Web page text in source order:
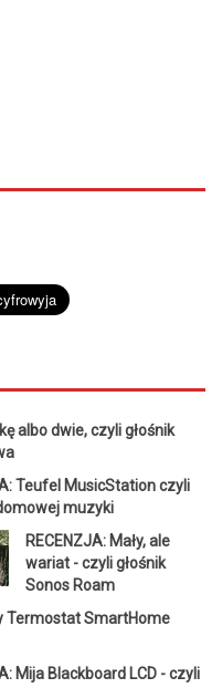
albo dwie, czyli głośnik
Teufel MusicStation czyli
muzyki
RECENZJA: Mały, ale
wariat - czyli głośnik
Sonos Roam
Termostat SmartHome
Mija Blackboard LCD - czyli